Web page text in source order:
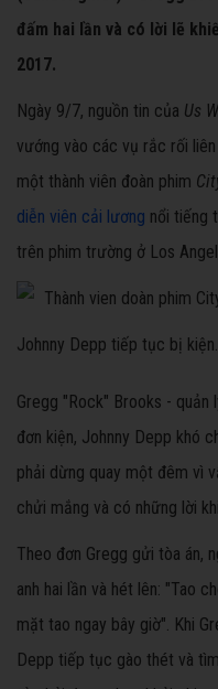
đấm hai lần và có lời lẽ
2017.
Ngày 9/7, nguồn tin của Us
vướng vào các vụ rắc rối
một thành viên đoàn phim
diễn viên cải lương nổi tiếng
trên phim trường ở Los
Johnny Depp tiếp tục bị
Gregg "Rock" Brooks - quản
đơn kiện, Johnny Depp khó
phải dừng quay một đêm vì
chửi mắng và có những lời
Theo đơn Gregg gửi tòa án,
anh hai lần và hét lên: "Tao
mặt tao ngay bây giờ". Khi
Depp tiếp tục gào thét và